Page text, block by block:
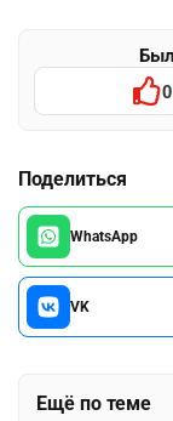
0
Поделиться
WhatsApp
VK
Ещё по теме